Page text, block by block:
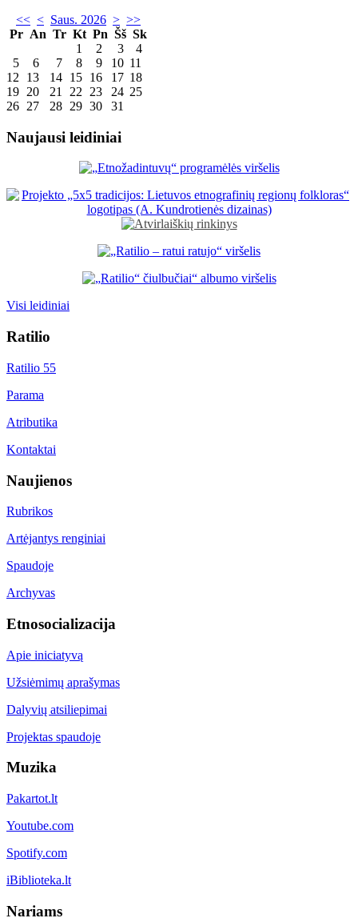
<< < Saus. 2026 > >>
Pr An Tr Kt Pn Šš Sk
1
2 3
4
5
6 7 8 9 10 11
12
13 14 15 16 17 18
19 20 21 22 23 24 25
26 27 28 29 30 31
Naujausi leidiniai
Visi leidiniai
Ratilio
Ratilio 55
Parama
Atributika
Kontaktai
Naujienos
Rubrikos
Artėjantys renginiai
Spaudoje
Archyvas
Etnosocializacija
Apie iniciatyvą
Užsiėmimų aprašymas
Dalyvių atsiliepimai
Projektas spaudoje
Muzika
Pakartot.lt
Youtube.com
Spotify.com
iBiblioteka.lt
Nariams